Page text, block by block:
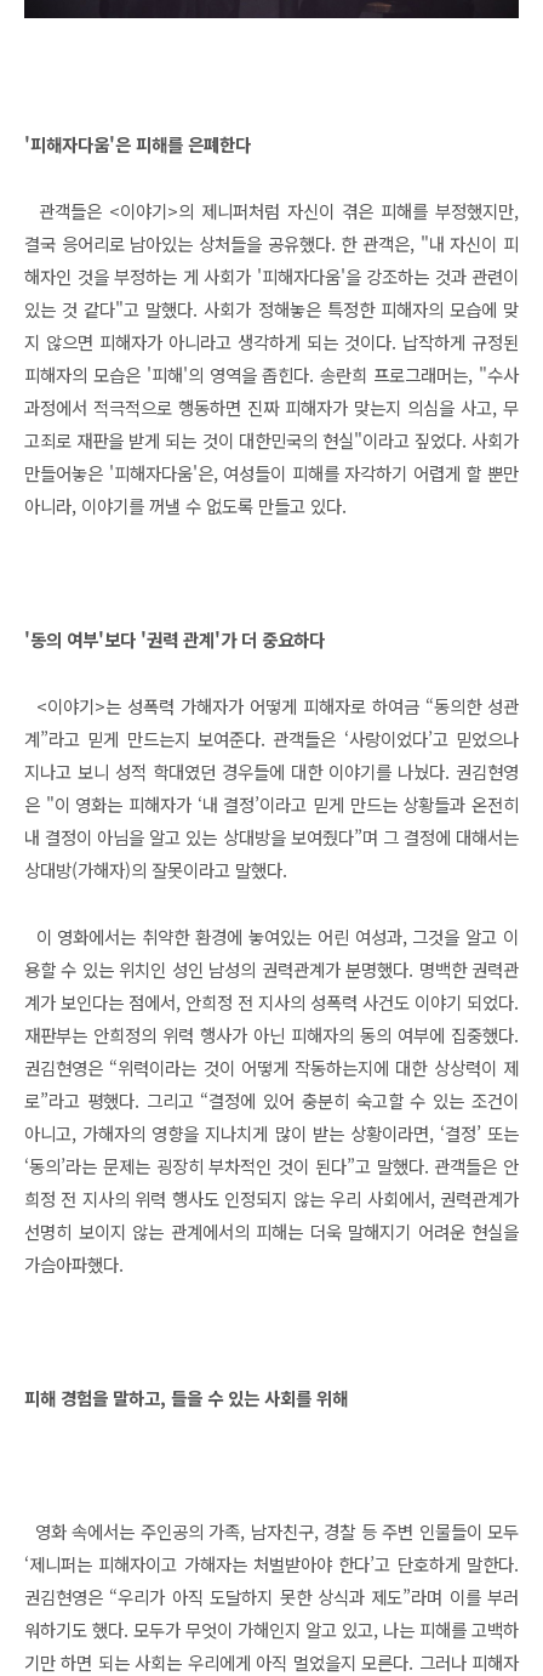
'피해자다움'은 피해를 은폐한다
관객들은 <이야기>의 제니퍼처럼 자신이 겪은 피해를 부정했지만,
결국 응어리로 남아있는 상처들을 공유했다. 한 관객은, "내 자신이 피
해자인 것을 부정하는 게 사회가 '피해자다움'을 강조하는 것과 관련이
있는 것 같다"고 말했다. 사회가 정해놓은 특정한 피해자의 모습에 맞
지 않으면 피해자가 아니라고 생각하게 되는 것이다. 납작하게 규정된
피해자의 모습은 '피해'의 영역을 좁힌다. 송란희 프로그래머는, "수사
과정에서 적극적으로 행동하면 진짜 피해자가 맞는지 의심을 사고, 무
고죄로 재판을 받게 되는 것이 대한민국의 현실"이라고 짚었다. 사회가
만들어놓은 '피해자다움'은, 여성들이 피해를 자각하기 어렵게 할 뿐만
아니라, 이야기를 꺼낼 수 없도록 만들고 있다.
'동의 여부'보다 '권력 관계'가 더 중요하다
<이야기>는 성폭력 가해자가 어떻게 피해자로 하여금 “동의한 성관
계”라고 믿게 만드는지 보여준다. 관객들은 ‘사랑이었다’고 믿었으나
지나고 보니 성적 학대였던 경우들에 대한 이야기를 나눴다. 권김현영
은 "이 영화는 피해자가 ‘내 결정’이라고 믿게 만드는 상황들과 온전히
내 결정이 아님을 알고 있는 상대방을 보여줬다”며 그 결정에 대해서는
상대방(가해자)의 잘못이라고 말했다.
이 영화에서는 취약한 환경에 놓여있는 어린 여성과, 그것을 알고 이
용할 수 있는 위치인 성인 남성의 권력관계가 분명했다. 명백한 권력관
계가 보인다는 점에서, 안희정 전 지사의 성폭력 사건도 이야기 되었다.
재판부는 안희정의 위력 행사가 아닌 피해자의 동의 여부에 집중했다.
권김현영은 “위력이라는 것이 어떻게 작동하는지에 대한 상상력이 제
로”라고 평했다. 그리고 “결정에 있어 충분히 숙고할 수 있는 조건이
아니고, 가해자의 영향을 지나치게 많이 받는 상황이라면, ‘결정’ 또는
‘동의’라는 문제는 굉장히 부차적인 것이 된다”고 말했다. 관객들은 안
희정 전 지사의 위력 행사도 인정되지 않는 우리 사회에서, 권력관계가
선명히 보이지 않는 관계에서의 피해는 더욱 말해지기 어려운 현실을
가슴아파했다.
피해 경험을 말하고, 들을 수 있는 사회를 위해
영화 속에서는 주인공의 가족, 남자친구, 경찰 등 주변 인물들이 모두
‘제니퍼는 피해자이고 가해자는 처벌받아야 한다’고 단호하게 말한다.
권김현영은 “우리가 아직 도달하지 못한 상식과 제도”라며 이를 부러
워하기도 했다. 모두가 무엇이 가해인지 알고 있고, 나는 피해를 고백하
기만 하면 되는 사회는 우리에게 아직 멀었을지 모른다. 그러나 피해자